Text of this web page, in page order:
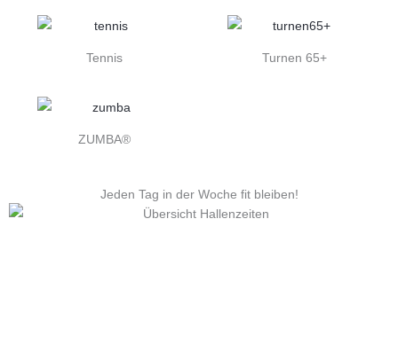
Tennis Turnen 65+
ZUMBA®
Jeden Tag in der Woche fit bleiben!